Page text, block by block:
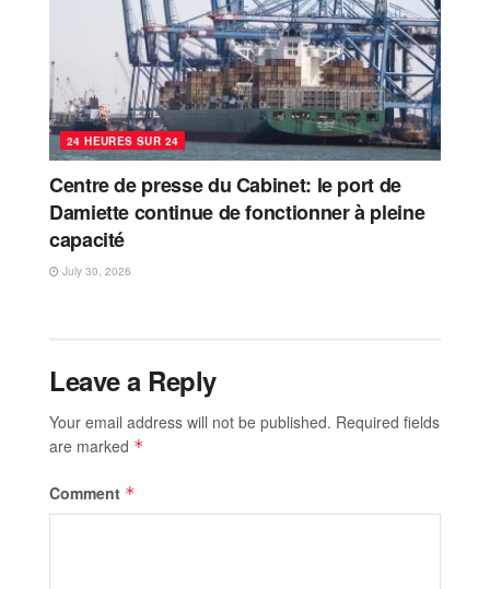
24 HEURES SUR 24
Centre de presse du Cabinet: le port de
Damiette continue de fonctionner à pleine
capacité
July 30, 2026
Leave a Reply
Your email address will not be published. Required fields
are marked *
Comment *